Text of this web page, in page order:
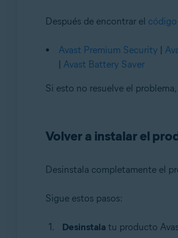
Después de encontrar el
Avast Premium Security |
| Avast Battery Saver
Si esto no resuelve el
Volver a instalar el
Desinstala completamente el
Sigue estos pasos:
Desinstalatu producto